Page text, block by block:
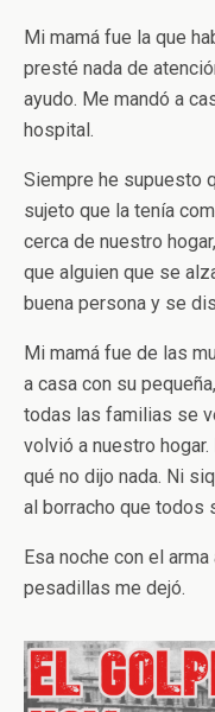
Mi mamá fue la que
presté nada de
ayudo. Me mandó a
hospital.
Siempre he supuesto
sujeto que la tenía
cerca de nuestro
que alguien que se
buena persona y se
Mi mamá fue de las
a casa con su
todas las familias se
volvió a nuestro
qué no dijo nada. Ni
al borracho que todos
Esa noche con el
pesadillas me dejó.